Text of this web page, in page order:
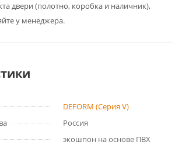
двери (полотно, коробка и наличник),
у менеджера.
DEFORM (Серия V)
Россия
экошпон на основе ПВХ